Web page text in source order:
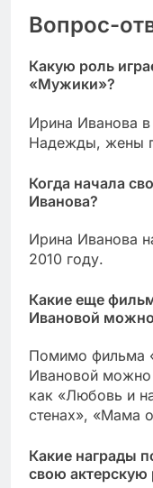
Вопрос-
Какую роль
«Мужики»?
Ирина Иванова
Надежды, жены
Когда начала
Иванова?
Ирина Иванова
2010 году.
Какие еще
Ивановой
Помимо фильма
Ивановой можно
как «Любовь и
стенах», «Мама
Какие награды
свою актерскую